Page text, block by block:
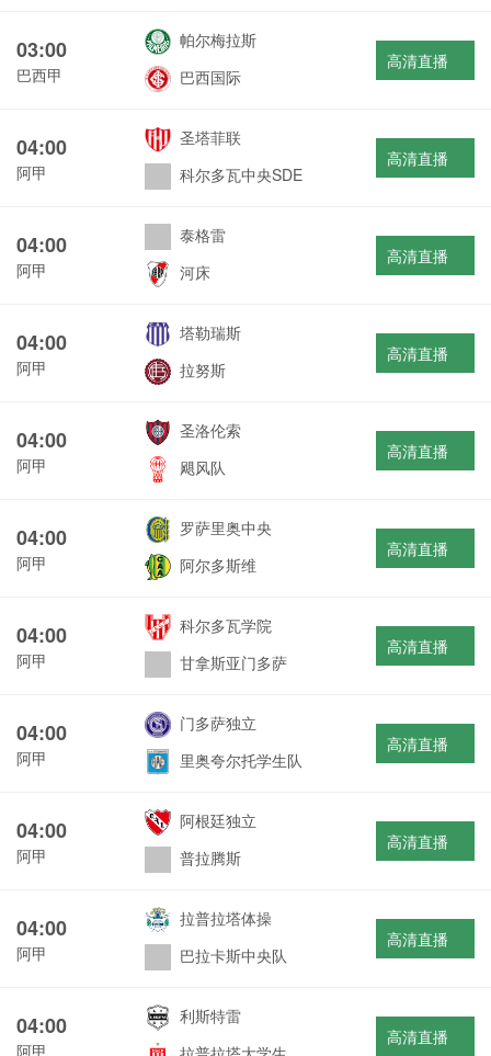
03:00
巴西甲
帕尔梅拉斯
巴西国际
高清直播
04:00
阿甲
圣塔菲联
科尔多瓦中央SDE
高清直播
04:00
阿甲
泰格雷
河床
高清直播
04:00
阿甲
塔勒瑞斯
拉努斯
高清直播
04:00
阿甲
圣洛伦索
飓风队
高清直播
04:00
阿甲
罗萨里奥中央
阿尔多斯维
高清直播
04:00
阿甲
科尔多瓦学院
甘拿斯亚门多萨
高清直播
04:00
阿甲
门多萨独立
里奥夸尔托学生队
高清直播
04:00
阿甲
阿根廷独立
普拉腾斯
高清直播
04:00
阿甲
拉普拉塔体操
巴拉卡斯中央队
高清直播
04:00
阿甲
利斯特雷
高清直播